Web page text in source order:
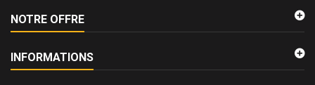
NOTRE OFFRE
INFORMATIONS